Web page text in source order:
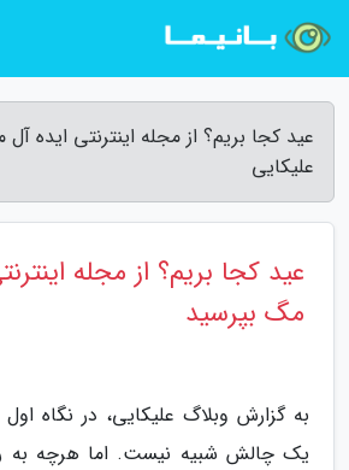
عید کجا بریم؟ از مجله اینترنتی ایده
علیکایی
عید کجا بریم؟ از مجله
مگ بپرسید
به گزارش وبلاگ علیکایی، در نگاه
یک چالش شبیه نیست. اما هرچه به